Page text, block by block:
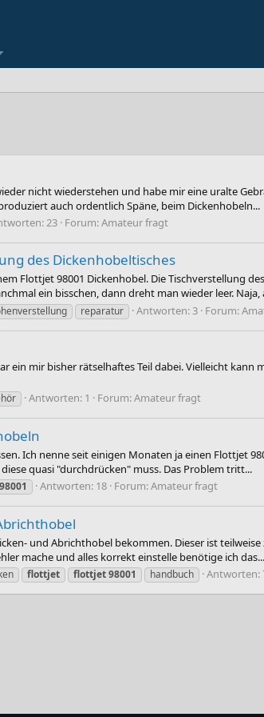
nicht wiederstehen und habe mir eine uralte
auch ordentlich Späne, beim Dickenhobeln...
23 Forum:Amateur fragt
des Dickenhobeltisches
Flottjet 98001 Dickenhobel. Die Tischverstellung
ein bisschen, dann dreht man wieder leer. Naja,
reparatur Antworten: 3 Forum:
mir bisher rätselhaftes Teil dabei. Vielleicht
Antworten: 1 Forum:Amateur fragt
Ich nenne seit einigen Monaten ja einen Flottjet
quasi "durchdrücken" muss. Das Problem tritt...
98001 Antworten: 18 Forum:Amateur fragt
und Abrichthobel bekommen. Dieser ist
mache und alles korrekt einstelle benötige ich das...
flottjet flottjet98001 handbuch Antworten: